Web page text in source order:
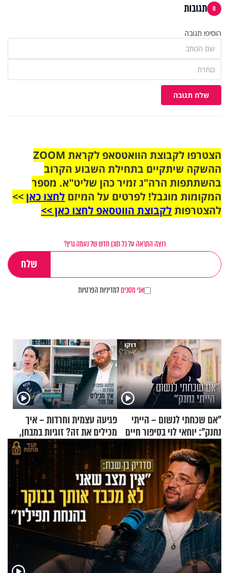
0 תגובות
הוסיפו תגובה
שלח תגובה
הצטרפו לקבוצת הוואטסאפ לקראת ZOOM
ההשקה שיתקיים בתחילת השבוע הקרוב
בהשתתפות הרה"ג זמיר כהן שליט"א. מספר
המקומות מוגבל! לפרטים על המיזם לחצו כאן>>
להצטרפותלקבוצת הווטסאפ לחצו כאן >>
רוצה התראה על כל תוכן חדש של נעמה גרין?
אני מסכיםלמדיניות הפרטיות
"אם שכחתי לנשום – הייתי
נחנק": יוחאי לוי בסיפור חיים
מעורר השראה
פגיעה עצמית וחרדות – איך
מכילים את זה? זוגיות במבחן,
הפעם עם יהודית ואלתר כהן